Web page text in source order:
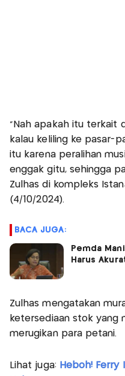
"Nah apakah itu terkait
kalau keliling ke pasar-
itu karena peralihan
enggak gitu, sehingga
Zulhas di kompleks
(4/10/2024).
BACA JUGA:
Pemda
Harus
Zulhas mengatakan
ketersediaan stok yang
merugikan para petani.
Lihat juga: Heboh! Ferry